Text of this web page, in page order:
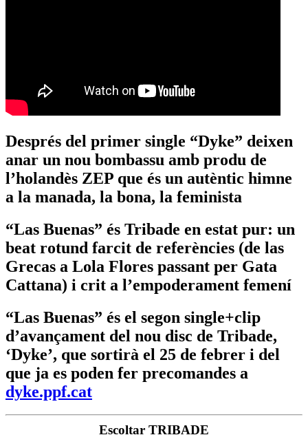
Després del primer single “Dyke” deixen
anar un nou bombassu amb produ de
l’holandès ZEP que és un autèntic himne
a la manada, la bona, la feminista
“Las Buenas” és Tribade en estat pur: un
beat rotund farcit de referències (de las
Grecas a Lola Flores passant per Gata
Cattana) i crit a l’empoderament femení
“Las Buenas” és el segon single+clip
d’avançament del nou disc de Tribade,
‘Dyke’, que sortirà el 25 de febrer i del
que ja es poden fer precomandes a
dyke.ppf.cat
Escoltar TRIBADE